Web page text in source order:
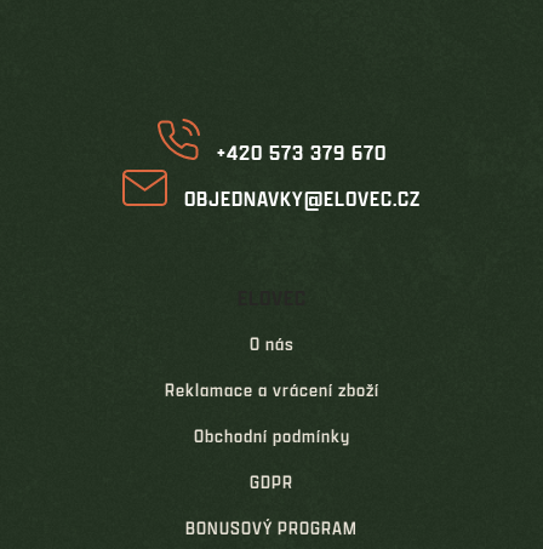
+420 573 379 670
OBJEDNAVKY@ELOVEC.CZ
O nás
Reklamace a vrácení zboží
Obchodní podmínky
GDPR
BONUSOVÝ PROGRAM